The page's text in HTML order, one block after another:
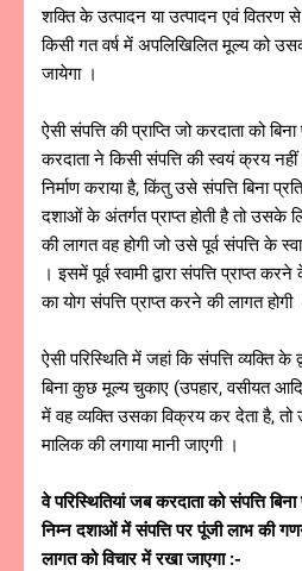
शक्ति के उत्पादन या उत्पादन एवं वितरण
किसी गत वर्ष में अपलिखिलित मूल्य को
जायेगा ।
ऐसी संपत्ति की प्राप्ति जो करदाता को
करदाता ने किसी संपत्ति की स्वयं क्रय
निर्माण कराया है, किंतु उसे संपत्ति बिना
दशाओं के अंतर्गत प्राप्त होती है तो उसके
की लागत वह होगी जो उसे पूर्व संपत्ति के
। इसमें पूर्व स्वामी द्वारा संपत्ति प्राप्त
का योग संपत्ति प्राप्त करने की लागत होगी
ऐसी परिस्थिति में जहां कि संपत्ति व्यक्ति के
बिना कुछ मूल्य चुकाए (उपहार, वसीयत
में वह व्यक्ति उसका विक्रय कर देता है, तो
मालिक की लगाया मानी जाएगी ।
वे परिस्थितियां जब करदाता को संपत्ति
निम्न दशाओं में संपत्ति पर पूंजी लाभ की
लागत को विचार में रखा जाएगा :-